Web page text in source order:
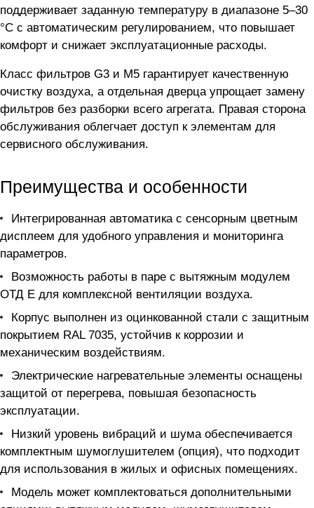
поддерживает заданную температуру в диапазоне 5–30
°C с автоматическим регулированием, что повышает
комфорт и снижает эксплуатационные расходы.
Класс фильтров G3 и M5 гарантирует качественную
очистку воздуха, а отдельная дверца упрощает замену
фильтров без разборки всего агрегата. Правая сторона
обслуживания облегчает доступ к элементам для
сервисного обслуживания.
Преимущества и особенности
Интегрированная автоматика с сенсорным цветным
дисплеем для удобного управления и мониторинга
параметров.
Возможность работы в паре с вытяжным модулем
ОТД E для комплексной вентиляции воздуха.
Корпус выполнен из оцинкованной стали с защитным
покрытием RAL 7035, устойчив к коррозии и
механическим воздействиям.
Электрические нагревательные элементы оснащены
защитой от перегрева, повышая безопасность
эксплуатации.
Низкий уровень вибраций и шума обеспечивается
комплектным шумоглушителем (опция), что подходит
для использования в жилых и офисных помещениях.
Модель может комплектоваться дополнительными